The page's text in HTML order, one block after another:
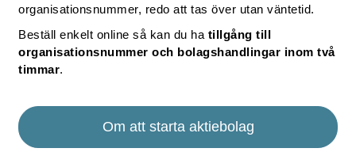
organisationsnummer, redo att tas över utan väntetid.
Beställ enkelt online så kan du ha tillgång till
organisationsnummer och bolagshandlingar inom två
timmar.
Om att starta aktiebolag